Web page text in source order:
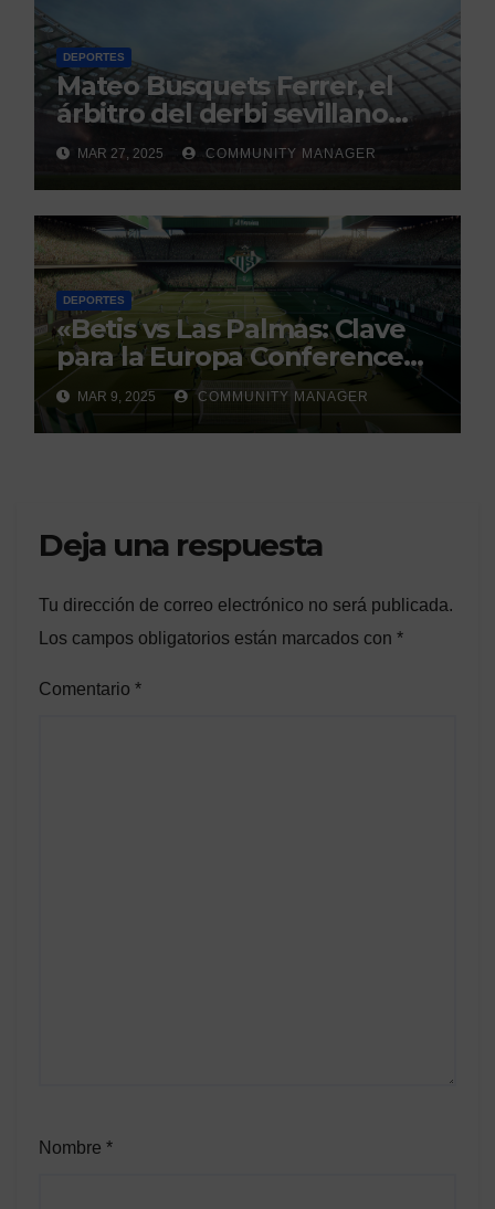
DEPORTES
Mateo Busquets Ferrer, el
árbitro del derbi sevillano
con un historial que genera
debate
MAR 27, 2025 COMMUNITY MANAGER
DEPORTES
«Betis vs Las Palmas: Clave
para la Europa Conference
League»
MAR 9, 2025 COMMUNITY MANAGER
Deja una respuesta
Tu dirección de correo electrónico no será publicada.
Los campos obligatorios están marcados con *
Comentario *
Nombre *